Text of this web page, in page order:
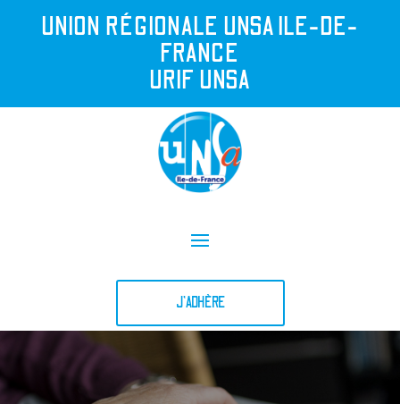
UNION RÉGIONALE UNSA ILE-DE-
FRANCE
URIF UNSA
J'ADHÈRE